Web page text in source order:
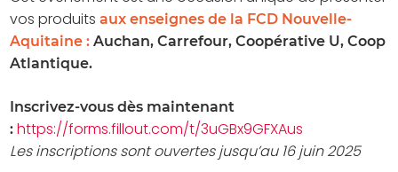
vos produitsaux enseignes de la FCD Nouvelle-
Aquitaine : Auchan, Carrefour, Coopérative U, Coop
Atlantique.
Inscrivez-vous dès maintenant
: https://forms.fillout.com/t/3uGBx9GFXAus
Les inscriptions sont ouvertes jusqu’au 16 juin 2025